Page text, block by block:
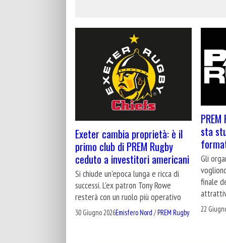
Exeter cambia proprietà: è il
primo club di PREM Rugby
ceduto a investitori americani
Si chiude un'epoca lunga e ricca di
successi. L'ex patron Tony Rowe
resterà con un ruolo più operativo
30 Giugno 2026Emisfero Nord /PREM Rugby
sta
Gli
finale
22